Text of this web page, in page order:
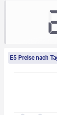
E5 Preise nach